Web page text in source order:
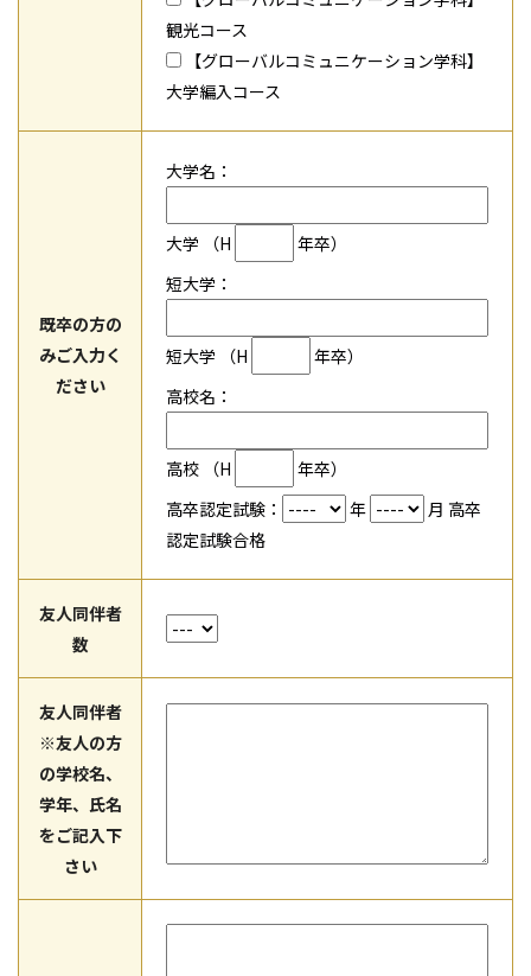
観光コース
【グローバルコミュニケーション学科】
大学編入コース
既卒の方の
みご入力く
ださい
大学名：
大学 （H
年卒）
短大学：
短大学 （H
年卒）
高校名：
高校 （H
年卒）
高卒認定試験：
年
月 高卒
認定試験合格
友人同伴者
数
友人同伴者
※友人の方
の学校名、
学年、氏名
をご記入下
さい